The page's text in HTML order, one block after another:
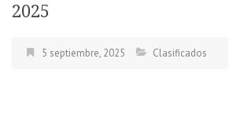
2025
5 septiembre, 2025 Clasificados